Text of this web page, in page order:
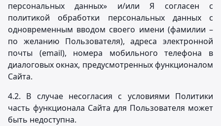
персональных данных» и/или Я согласен с
политикой обработки персональных данных с
одновременным вводом своего имени (фамилии –
по желанию Пользователя), адреса электронной
почты (email), номера мобильного телефона в
диалоговых окнах, предусмотренных функционалом
Сайта.
4.2. В случае несогласия с условиями Политики
часть функционала Сайта для Пользователя может
быть недоступна.